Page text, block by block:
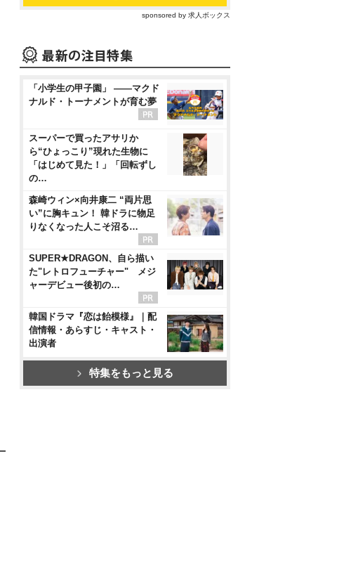
sponsored by 求人ボックス
「小学生の甲子園」 ――マクド
ナルド・トーナメントが育む夢
スーパーで買ったアサリか
ら“ひょっこり”現れた生物に
「はじめて見た！」「回転ずし
の…
森崎ウィン×向井康二 “両片思
い”に胸キュン！ 韓ドラに物足
りなくなった人こそ沼る…
SUPER★DRAGON、自ら描い
た"レトロフューチャー" メジ
ャーデビュー後初の…
韓国ドラマ『恋は飴模様』｜配
信情報・あらすじ・キャスト・
出演者
特集をもっと見る